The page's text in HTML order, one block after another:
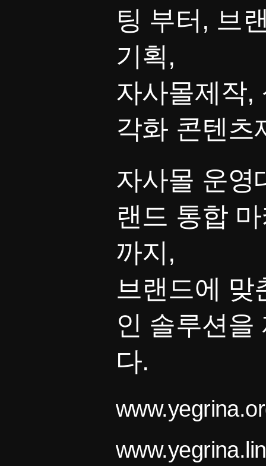
팅 부터, 브
기획,
자사몰제작,
각화 콘텐츠
자사몰 운영
랜드 통합
까지,
브랜드에 맞
인 솔루션을
다.